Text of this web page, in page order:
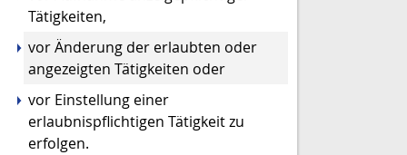
Tätigkeiten,
vor Änderung der erlaubten oder
angezeigten Tätigkeiten oder
vor Einstellung einer
erlaubnispflichtigen Tätigkeit zu
erfolgen.